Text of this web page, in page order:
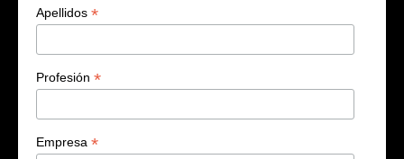
Apellidos *
Profesión *
Empresa *